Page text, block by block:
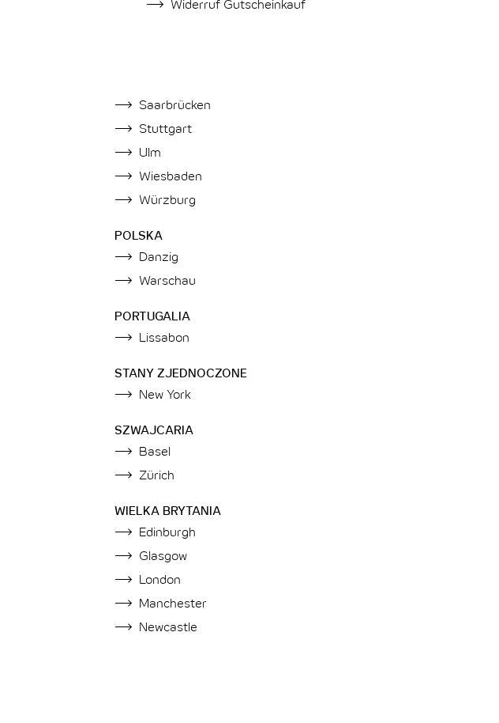
Widerruf Gutscheinkauf
Saarbrücken
Stuttgart
Ulm
Wiesbaden
Würzburg
POLSKA
Danzig
Warschau
PORTUGALIA
Lissabon
STANY ZJEDNOCZONE
New York
SZWAJCARIA
Basel
Zürich
WIELKA BRYTANIA
Edinburgh
Glasgow
London
Manchester
Newcastle